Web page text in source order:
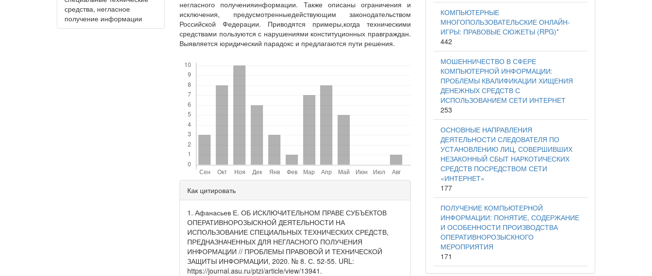
средства, негласное
получение информации
негласного полученияинформации. Также описаны ограничения и
исключения, предусмотренныедействующим законодательством
Российской Федерации. Приводятся примеры,когда техническими
средствами пользуются с нарушениями конституционных правграждан.
Выявляется юридический парадокс и предлагаются пути решения.
Детали
статьи
Как цитировать
1. Афанасьев Е. ОБ ИСКЛЮЧИТЕЛЬНОМ ПРАВЕ СУБЪЕКТОВ
ОПЕРАТИВНОРОЗЫСКНОЙ ДЕЯТЕЛЬНОСТИ НА
ИСПОЛЬЗОВАНИЕ СПЕЦИАЛЬНЫХ ТЕХНИЧЕСКИХ СРЕДСТВ,
ПРЕДНАЗНАЧЕННЫХ ДЛЯ НЕГЛАСНОГО ПОЛУЧЕНИЯ
ИНФОРМАЦИИ // ПРОБЛЕМЫ ПРАВОВОЙ И ТЕХНИЧЕСКОЙ
ЗАЩИТЫ ИНФОРМАЦИИ, 2020. № 8. С. 52-55. URL:
https://journal.asu.ru/ptzi/article/view/13941.
КОМПЬЮТЕРНЫЕ
МНОГОПОЛЬЗОВАТЕЛЬСКИЕ ОНЛАЙН-
ИГРЫ: ПРАВОВЫЕ СЮЖЕТЫ (RPG)*
442
МОШЕННИЧЕСТВО В СФЕРЕ
КОМПЬЮТЕРНОЙ ИНФОРМАЦИИ:
ПРОБЛЕМЫ КВАЛИФИКАЦИИ ХИЩЕНИЯ
ДЕНЕЖНЫХ СРЕДСТВ С
ИСПОЛЬЗОВАНИЕМ СЕТИ ИНТЕРНЕТ
253
ОСНОВНЫЕ НАПРАВЛЕНИЯ
ДЕЯТЕЛЬНОСТИ СЛЕДОВАТЕЛЯ ПО
УСТАНОВЛЕНИЮ ЛИЦ, СОВЕРШИВШИХ
НЕЗАКОННЫЙ СБЫТ НАРКОТИЧЕСКИХ
СРЕДСТВ ПОСРЕДСТВОМ СЕТИ
«ИНТЕРНЕТ»
177
ПОЛУЧЕНИЕ КОМПЬЮТЕРНОЙ
ИНФОРМАЦИИ: ПОНЯТИЕ, СОДЕРЖАНИЕ
И ОСОБЕННОСТИ ПРОИЗВОДСТВА
ОПЕРАТИВНОРОЗЫСКНОГО
МЕРОПРИЯТИЯ
171